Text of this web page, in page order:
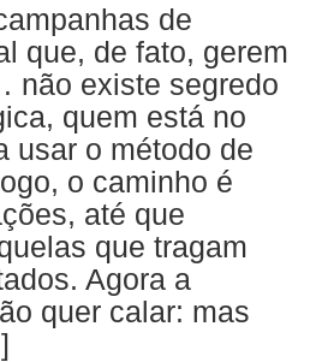
de
que, de fato, gerem
não existe segredo
quem está no
usar o método de
o caminho é
até que
que tragam
Agora a
quer calar: mas